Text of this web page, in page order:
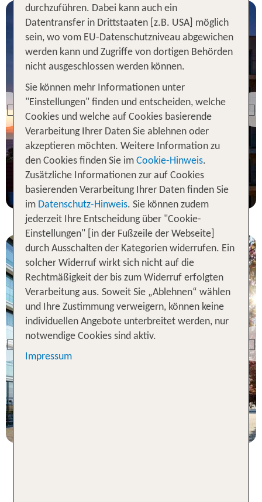
Previous
Polnische
Ostseeküste
Resort Krol Plaza Spa &
Wellness
100 % Weiterempfehlung
3 Nächte, HP, JS
p.P. ab 217 €
Previous
Polnische
Ostseeküste
Hotel Ultra Marine by
Zdrojowa
durchzuführen. Dabei kann auch ein
Datentransfer in Drittstaaten [z.B. USA] möglich
sein, wo vom EU-Datenschutzniveau abgewichen
werden kann und Zugriffe von dortigen Behörden
nicht ausgeschlossen werden können.
Sie können mehr Informationen unter
"Einstellungen" finden und entscheiden, welche
Cookies und welche auf Cookies basierende
Verarbeitung Ihrer Daten Sie ablehnen oder
akzeptieren möchten. Weitere Information zu
den Cookies finden Sie im Cookie-Hinweis.
Zusätzliche Informationen zur auf Cookies
basierenden Verarbeitung Ihrer Daten finden Sie
im Datenschutz-Hinweis. Sie können zudem
jederzeit Ihre Entscheidung über "Cookie-
Einstellungen" [in der Fußzeile der Webseite]
durch Ausschalten der Kategorien widerrufen. Ein
solcher Widerruf wirkt sich nicht auf die
Rechtmäßigkeit der bis zum Widerruf erfolgten
Verarbeitung aus. Soweit Sie „Ablehnen“ wählen
und Ihre Zustimmung verweigern, können keine
individuellen Angebote unterbreitet werden, nur
notwendige Cookies sind aktiv.
Impressum